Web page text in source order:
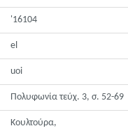
'16104
el
uoi
Πολυφωνία τεύχ. 3, σ. 52-69
Κουλτούρα,